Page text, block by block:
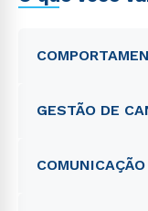
GESTÃO DE